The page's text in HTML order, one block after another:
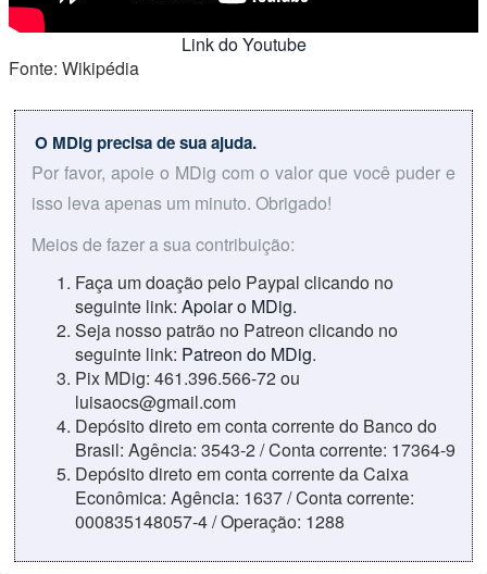
Link do Youtube
Fonte: Wikipédia
O MDig precisa de sua ajuda.
Por favor, apoie o MDig com o valor que você puder e
isso leva apenas um minuto. Obrigado!
Meios de fazer a sua contribuição:
Faça um doação pelo Paypal clicando no
seguinte link: Apoiar o MDig.
Seja nosso patrão no Patreon clicando no
seguinte link: Patreon do MDig.
Pix MDig: 461.396.566-72 ou
luisaocs@gmail.com
Depósito direto em conta corrente do Banco do
Brasil: Agência: 3543-2 / Conta corrente: 17364-9
Depósito direto em conta corrente da Caixa
Econômica: Agência: 1637 / Conta corrente:
000835148057-4 / Operação: 1288